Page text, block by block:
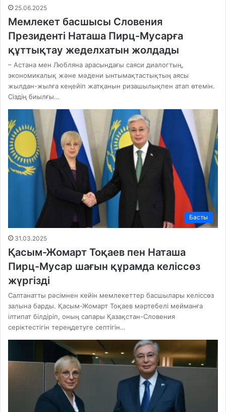
25.06.2025
Мемлекет басшысы Словения
Президенті Наташа Пирц-Мусарға
құттықтау жеделхатын жолдады
– Астана мен Любляна арасындағы саяси диалогтың,
экономикалық және мәдени ынтымақтастықтың аясы
жылдан-жылға кеңейіп жатқанын ризашылықпен атап өтемін.
Сіздің биылғы…
Басты
31.03.2025
Қасым-Жомарт Тоқаев пен Наташа
Пирц-Мусар шағын құрамда келіссөз
жүргізді
Салтанатты рәсімнен кейін мемлекеттер басшылары келіссөз
залына барды. Қасым-Жомарт Тоқаев мәртебелі мейманға
ілтипат білдіріп, оның сапары Қазақстан-Словения
серіктестігін тереңдетуге септігін…